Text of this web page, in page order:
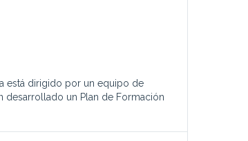
está dirigido por un equipo de
desarrollado un Plan de Formación